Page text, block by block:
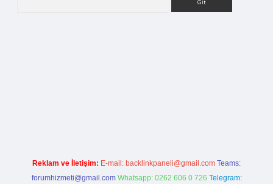
Reklam ve İletişim: E-mail: backlinkpaneli@gmail.com Teams:
forumhizmeti@gmail.com Whatsapp: 0262 606 0 726 Telegram: